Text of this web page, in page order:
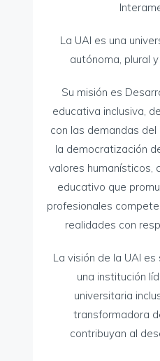
La UAI es una
autónoma, plural
Su misión es
educativa inclusiva,
con las demandas
la democratización
valores humanísticos,
educativo que
profesionales
realidades con
La visión de la UAI
una institución
universitaria
transformadora
contribuyan al